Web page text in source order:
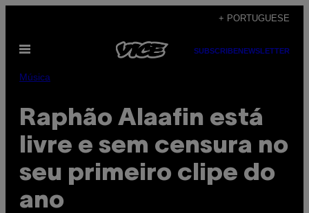
content
+ PORTUGUESE
Open
SUBSCRIBENEWSLETTER
Música
Raphão Alaafin está
livre e sem censura no
seu primeiro clipe do
ano